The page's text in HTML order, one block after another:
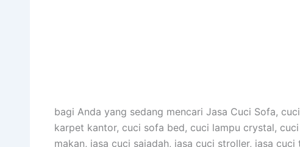
bagi Anda yang sedang mencari Jasa Cuci Sofa,
karpet kantor, cuci sofa bed, cuci lampu crystal,
makan, jasa cuci sajadah, jasa cuci stroller, jasa